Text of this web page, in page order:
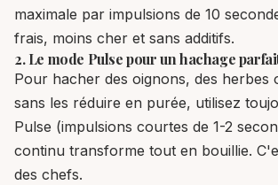
maximale par impulsions de 10
frais, moins cher et sans additifs.
2. Le mode Pulse pour un hachage
Pour hacher des oignons, des herbes
sans les réduire en purée, utilisez
Pulse (impulsions courtes de 1-2
continu transforme tout en bouillie.
des chefs.